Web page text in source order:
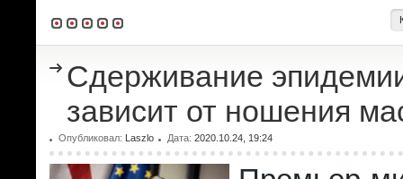
Сдерживание
зависит от ношения
Опубликовал: Laszlo Дата: 2020.10.24, 19:24